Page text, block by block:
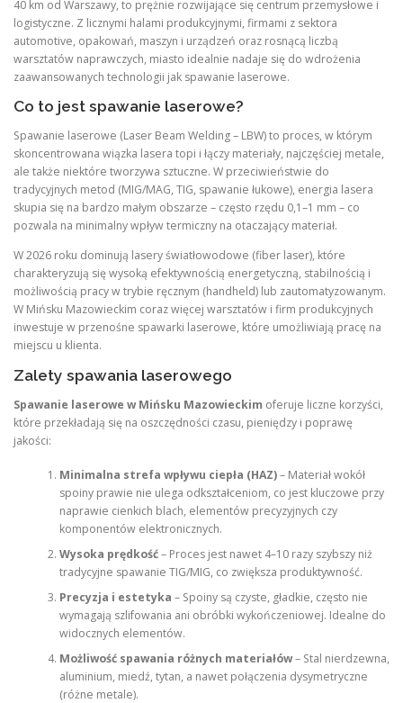
40 km od Warszawy, to prężnie rozwijające się centrum przemysłowe i
logistyczne. Z licznymi halami produkcyjnymi, firmami z sektora
automotive, opakowań, maszyn i urządzeń oraz rosnącą liczbą
warsztatów naprawczych, miasto idealnie nadaje się do wdrożenia
zaawansowanych technologii jak spawanie laserowe.
Co to jest spawanie laserowe?
Spawanie laserowe (Laser Beam Welding – LBW) to proces, w którym
skoncentrowana wiązka lasera topi i łączy materiały, najczęściej metale,
ale także niektóre tworzywa sztuczne. W przeciwieństwie do
tradycyjnych metod (MIG/MAG, TIG, spawanie łukowe), energia lasera
skupia się na bardzo małym obszarze – często rzędu 0,1–1 mm – co
pozwala na minimalny wpływ termiczny na otaczający materiał.
W 2026 roku dominują lasery światłowodowe (fiber laser), które
charakteryzują się wysoką efektywnością energetyczną, stabilnością i
możliwością pracy w trybie ręcznym (handheld) lub zautomatyzowanym.
W Mińsku Mazowieckim coraz więcej warsztatów i firm produkcyjnych
inwestuje w przenośne spawarki laserowe, które umożliwiają pracę na
miejscu u klienta.
Zalety spawania laserowego
Spawanie laserowe w Mińsku Mazowieckim oferuje liczne korzyści,
które przekładają się na oszczędności czasu, pieniędzy i poprawę
jakości:
Minimalna strefa wpływu ciepła (HAZ)– Materiał wokół
spoiny prawie nie ulega odkształceniom, co jest kluczowe przy
naprawie cienkich blach, elementów precyzyjnych czy
komponentów elektronicznych.
Wysoka prędkość– Proces jest nawet 4–10 razy szybszy niż
tradycyjne spawanie TIG/MIG, co zwiększa produktywność.
Precyzja i estetyka – Spoiny są czyste, gładkie, często nie
wymagają szlifowania ani obróbki wykończeniowej. Idealne do
widocznych elementów.
Możliwość spawania różnych materiałów– Stal nierdzewna,
aluminium, miedź, tytan, a nawet połączenia dysymetryczne
(różne metale).